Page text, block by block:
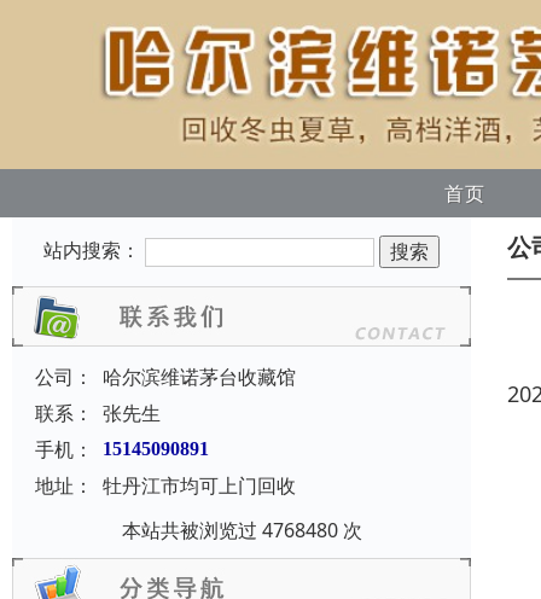
首页
站内搜索：
公司：
哈尔滨维诺茅台收藏馆
联系：
张先生
手机：
15145090891
地址：
牡丹江市均可上门回收
本站共被浏览过 4768480 次
公